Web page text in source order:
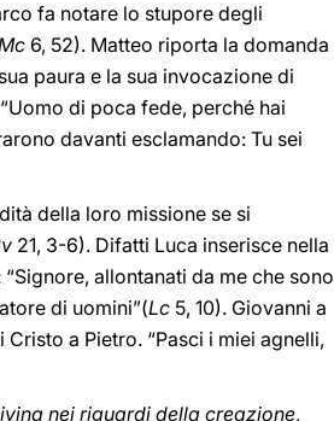
fa notare lo stupore degli
6, 52). Matteo riporta la domanda
paura e la sua invocazione di
di poca fede, perché hai
davanti esclamando: Tu sei
della loro missione se si
21, 3-6). Difatti Luca inserisce nella
allontanati da me che sono
di uomini”(Lc 5, 10). Giovanni a
a Pietro. “Pasci i miei agnelli,
nei riguardi della creazione,